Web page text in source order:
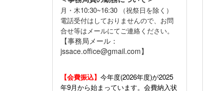
月・木10:30~16:30 （祝祭日を除く）
電話受付はしておりませんので、お問
合せ等はメールにてご連絡ください。
【事務局メール：
jssace.office@gmail.com】
【会費振込】 今年度(2026年度)が2025
年9月から始まっています。会費納入状